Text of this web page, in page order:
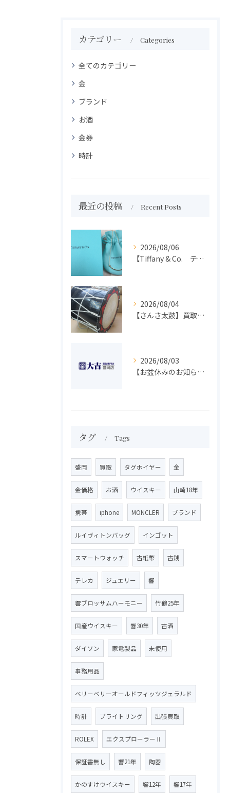
カテゴリー Categories
全てのカテゴリー
金
ブランド
お酒
金券
時計
最近の投稿 Recent Posts
2026/08/06
【Tiffany & Co. ティファニー】買取 大吉盛岡店 アクセサリー買取しました！！
2026/08/04
【さんさ太鼓】買取 大吉盛岡店 楽器 買取します！！
2026/08/03
【お盆休みのお知らせ】買取専門 大吉 盛岡店
タグ Tags
盛岡 買取 タグホイヤー 金
金価格 お酒 ウイスキー 山崎18年
携帯 iphone MONCLER ブランド
ルイヴィトンバッグ インゴット
スマートウォッチ 古紙幣 古銭
テレカ ジュエリー 響
響ブロッサムハーモニー 竹鶴25年
国産ウイスキー 響30年 古酒
ダイソン 家電製品 未使用
事務用品
ベリーベリーオールドフィッツジェラルド
時計 ブライトリング 出張買取
ROLEX エクスプローラーⅡ
保証書無し 響21年 陶器
かのすけウイスキー 響12年 響17年